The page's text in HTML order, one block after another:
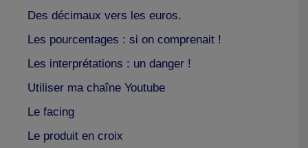
Des décimaux vers les euros.
Les pourcentages : si on comprenait !
Les interprétations : un danger !
Utiliser ma chaîne Youtube
Le facing
Le produit en croix